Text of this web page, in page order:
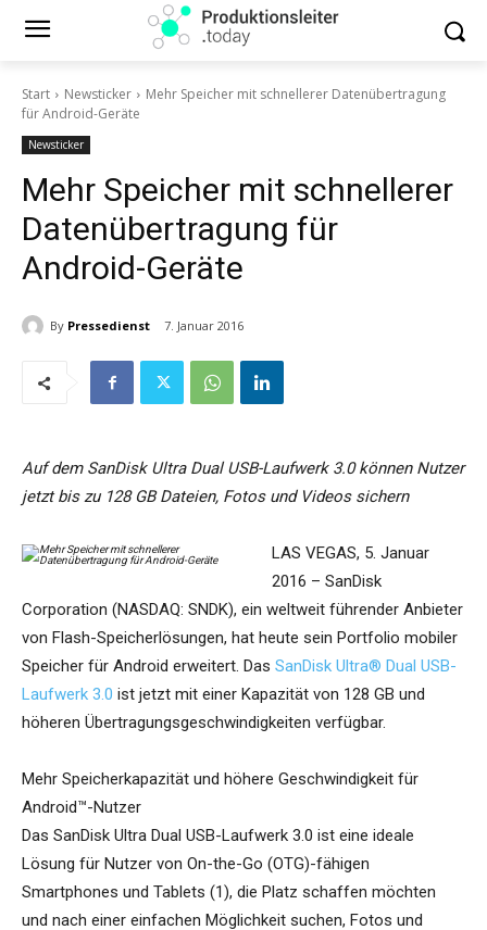
Start Newsticker
Mehr Speicher mit schnellerer Datenübertragung
für Android-Geräte
Newsticker
Mehr Speicher mit schnellerer
Datenübertragung für
Android-Geräte
By Pressedienst 7. Januar 2016
Auf dem SanDisk Ultra Dual USB-Laufwerk 3.0 können Nutzer
jetzt bis zu 128 GB Dateien, Fotos und Videos sichern
LAS VEGAS, 5. Januar
2016 – SanDisk
Corporation (NASDAQ: SNDK), ein weltweit führender Anbieter
von Flash-Speicherlösungen, hat heute sein Portfolio mobiler
Speicher für Android erweitert. Das SanDisk Ultra® Dual USB-
Laufwerk 3.0 ist jetzt mit einer Kapazität von 128 GB und
höheren Übertragungsgeschwindigkeiten verfügbar.
Mehr Speicherkapazität und höhere Geschwindigkeit für
Android™-Nutzer
Das SanDisk Ultra Dual USB-Laufwerk 3.0 ist eine ideale
Lösung für Nutzer von On-the-Go (OTG)-fähigen
Smartphones und Tablets (1), die Platz schaffen möchten
und nach einer einfachen Möglichkeit suchen, Fotos und